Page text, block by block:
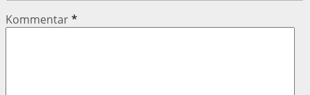
Kommentar*